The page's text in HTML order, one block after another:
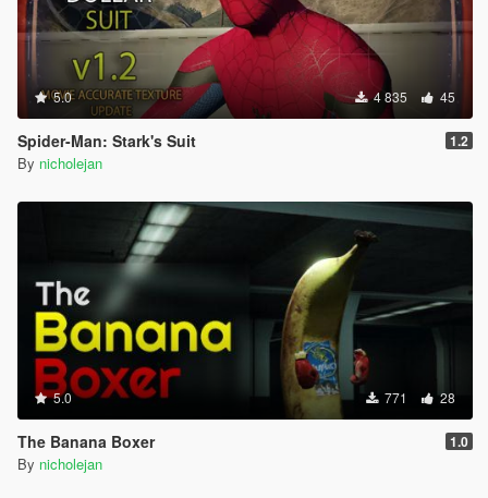
5.0 4 835 45
Spider-Man: Stark's Suit 1.2
By nicholejan
5.0 771 28
The Banana Boxer 1.0
By nicholejan